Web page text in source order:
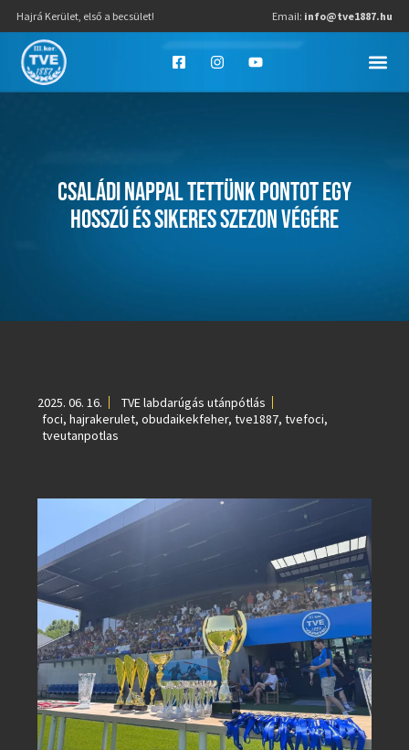
Hajrá Kerület, első a becsület! Email: info@tve1887.hu
CSALÁDI NAPPAL TETTÜNK PONTOT EGY
HOSSZÚ ÉS SIKERES SZEZON VÉGÉRE
2025. 06. 16.
TVE labdarúgás utánpótlás
foci, hajrakerulet, obudaikekfeher, tve1887, tvefoci,
tveutanpotlas